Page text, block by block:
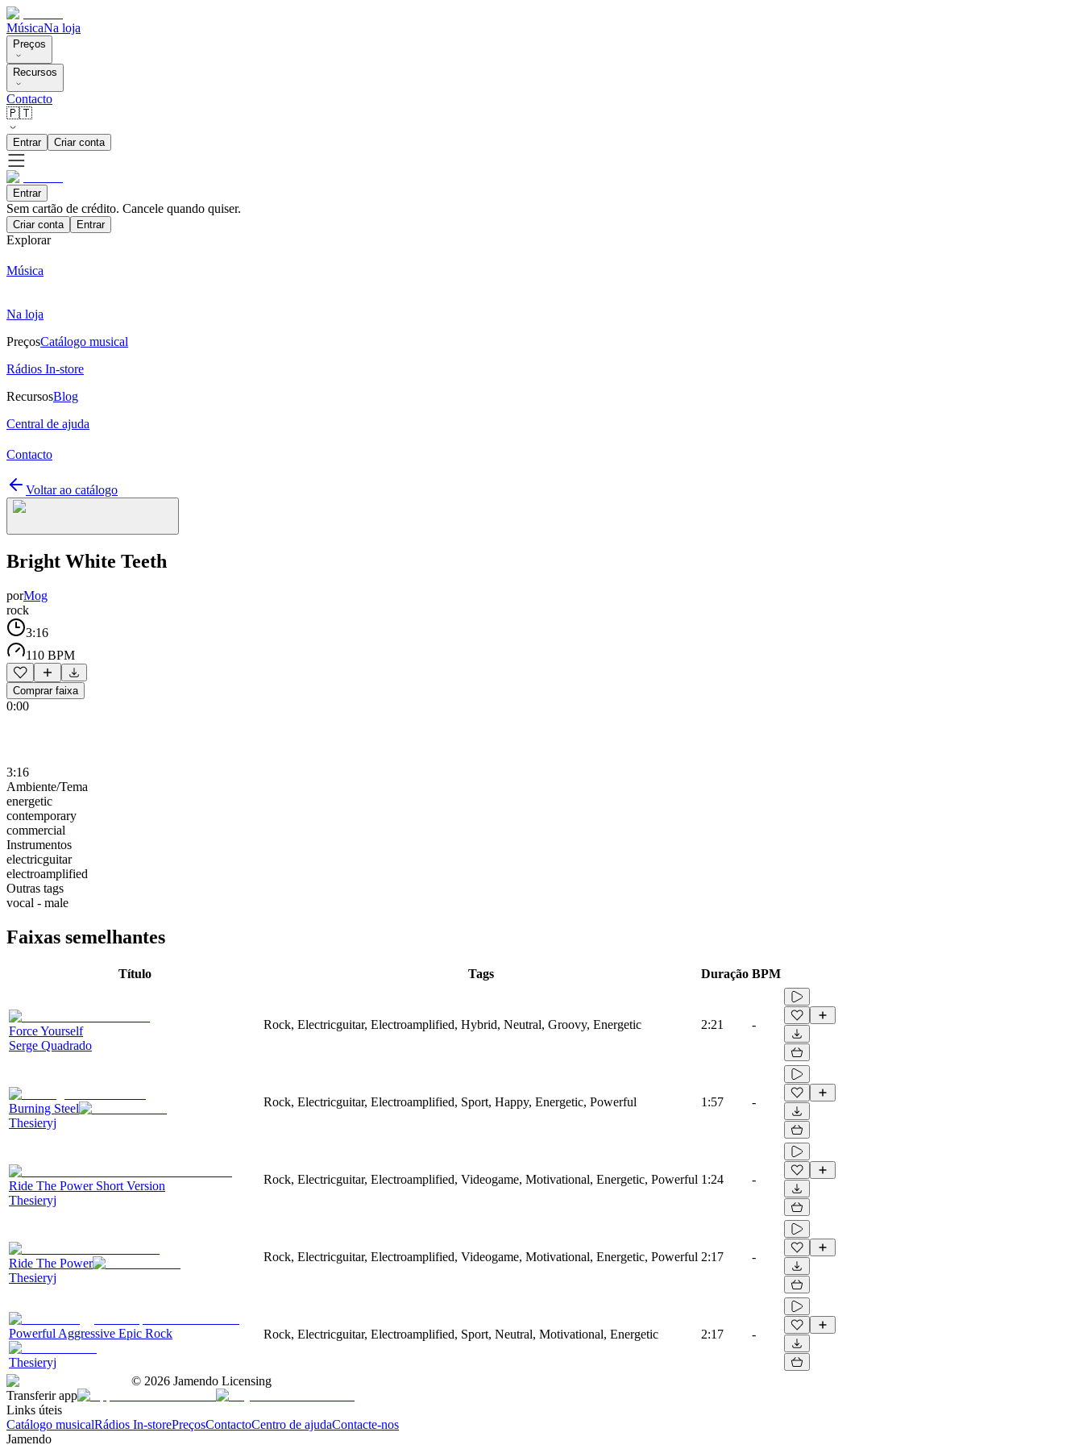
MúsicaNa loja
Preços
Recursos
Contacto
🇵🇹
Entrar Criar conta
Entrar
Sem cartão de crédito. Cancele quando quiser.
Criar conta Entrar
Explorar
Música
Na loja
PreçosCatálogo musical
Rádios In-store
RecursosBlog
Central de ajuda
Contacto
Voltar ao catálogo
Bright White Teeth
porMog
rock
3:16
110 BPM
Comprar faixa
0:00
3:16
Ambiente/Tema
energetic
contemporary
commercial
Instrumentos
electricguitar
electroamplified
Outras tags
vocal - male
Faixas semelhantes
Título Tags Duração BPM
Force Yourself
Serge Quadrado
Rock, Electricguitar, Electroamplified, Hybrid, Neutral, Groovy, Energetic 2:21 -
Burning Steel
Thesieryj
Rock, Electricguitar, Electroamplified, Sport, Happy, Energetic, Powerful 1:57 -
Ride The Power Short Version
Thesieryj
Rock, Electricguitar, Electroamplified, Videogame, Motivational, Energetic, Powerful 1:24 -
Ride The Power
Thesieryj
Rock, Electricguitar, Electroamplified, Videogame, Motivational, Energetic, Powerful 2:17 -
Powerful Aggressive Epic Rock
Thesieryj
Rock, Electricguitar, Electroamplified, Sport, Neutral, Motivational, Energetic 2:17 -
© 2026 Jamendo Licensing
Transferir app
Links úteis
Catálogo musicalRádios In-storePreçosContactoCentro de ajudaContacte-nos
Jamendo